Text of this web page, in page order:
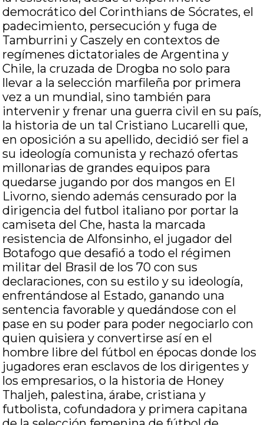
democrático del Corinthians de Sócrates, el
padecimiento, persecución y fuga de
Tamburrini y Caszely en contextos de
regímenes dictatoriales de Argentina y
Chile, la cruzada de Drogba no solo para
llevar a la selección marfileña por primera
vez a un mundial, sino también para
intervenir y frenar una guerra civil en su país,
la historia de un tal Cristiano Lucarelli que,
en oposición a su apellido, decidió ser fiel a
su ideología comunista y rechazó ofertas
millonarias de grandes equipos para
quedarse jugando por dos mangos en El
Livorno, siendo además censurado por la
dirigencia del futbol italiano por portar la
camiseta del Che, hasta la marcada
resistencia de Alfonsinho, el jugador del
Botafogo que desafió a todo el régimen
militar del Brasil de los 70 con sus
declaraciones, con su estilo y su ideología,
enfrentándose al Estado, ganando una
sentencia favorable y quedándose con el
pase en su poder para poder negociarlo con
quien quisiera y convertirse así en el
hombre libre del fútbol en épocas donde los
jugadores eran esclavos de los dirigentes y
los empresarios, o la historia de Honey
Thaljeh, palestina, árabe, cristiana y
futbolista, cofundadora y primera capitana